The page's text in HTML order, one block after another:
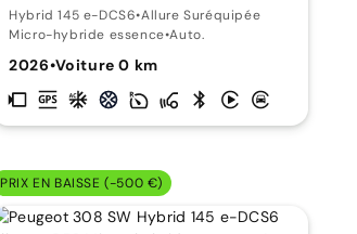
Hybrid 145 e-DCS6•Allure Suréquipée
Micro-hybride essence•Auto.
2026•Voiture 0 km
PRIX EN BAISSE (-500 €)